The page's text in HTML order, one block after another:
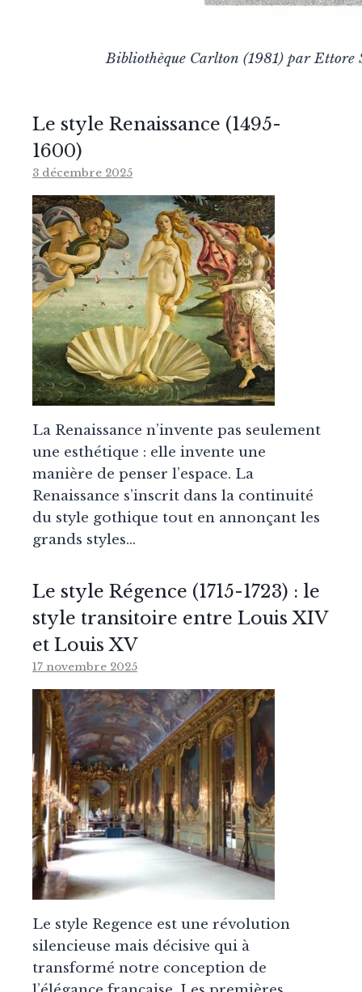
Bibliothèque Carlton (1981) par Ettore
Le style Renaissance (1495-
1600)
3 décembre 2025
La Renaissance n’invente pas seulement
une esthétique : elle invente une
manière de penser l’espace. La
Renaissance s’inscrit dans la continuité
du style gothique tout en annonçant les
grands styles…
Le style Régence (1715-1723) : le
style transitoire entre Louis XIV
et Louis XV
17 novembre 2025
Le style Regence est une révolution
silencieuse mais décisive qui à
transformé notre conception de